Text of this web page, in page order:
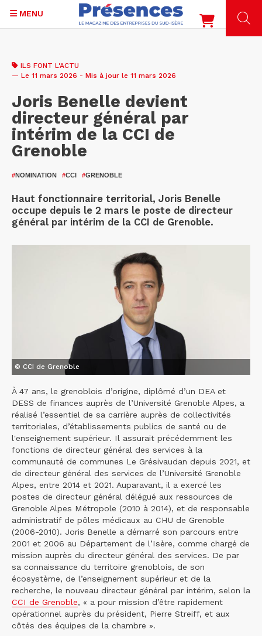
contenu
MENU
ILS FONT L'ACTU
— Le 11 mars 2026 - Mis à jour le 11 mars 2026
Joris Benelle devient
directeur général par
intérim de la CCI de
Grenoble
#NOMINATION #CCI #GRENOBLE
Haut fonctionnaire territorial, Joris Benelle
occupe depuis le 2 mars le poste de directeur
général par intérim de la CCI de Grenoble.
© CCI de Grenoble
À 47 ans, le grenoblois d’origine, diplômé d’un DEA et
DESS de finances auprès de l’Université Grenoble Alpes, a
réalisé l’essentiel de sa carrière auprès de collectivités
territoriales, d’établissements publics de santé ou de
l'enseignement supérieur. Il assurait précédemment les
fonctions de directeur général des services à la
communauté de communes Le Grésivaudan depuis 2021, et
de directeur général des services de l’Université Grenoble
Alpes, entre 2014 et 2021. Auparavant, il a exercé les
postes de directeur général délégué aux ressources de
Grenoble Alpes Métropole (2010 à 2014), et de responsable
administratif de pôles médicaux au CHU de Grenoble
(2006-2010). Joris Benelle a démarré son parcours entre
2001 et 2006 au Département de l’Isère, comme chargé de
mission auprès du directeur général des services. De par
sa connaissance du territoire grenoblois, de son
écosystème, de l’enseignement supérieur et de la
recherche, le nouveau directeur général par intérim, selon la
CCI de Grenoble, « a pour mission d’être rapidement
opérationnel auprès du président, Pierre Streiff, et aux
côtés des équipes de la chambre ».